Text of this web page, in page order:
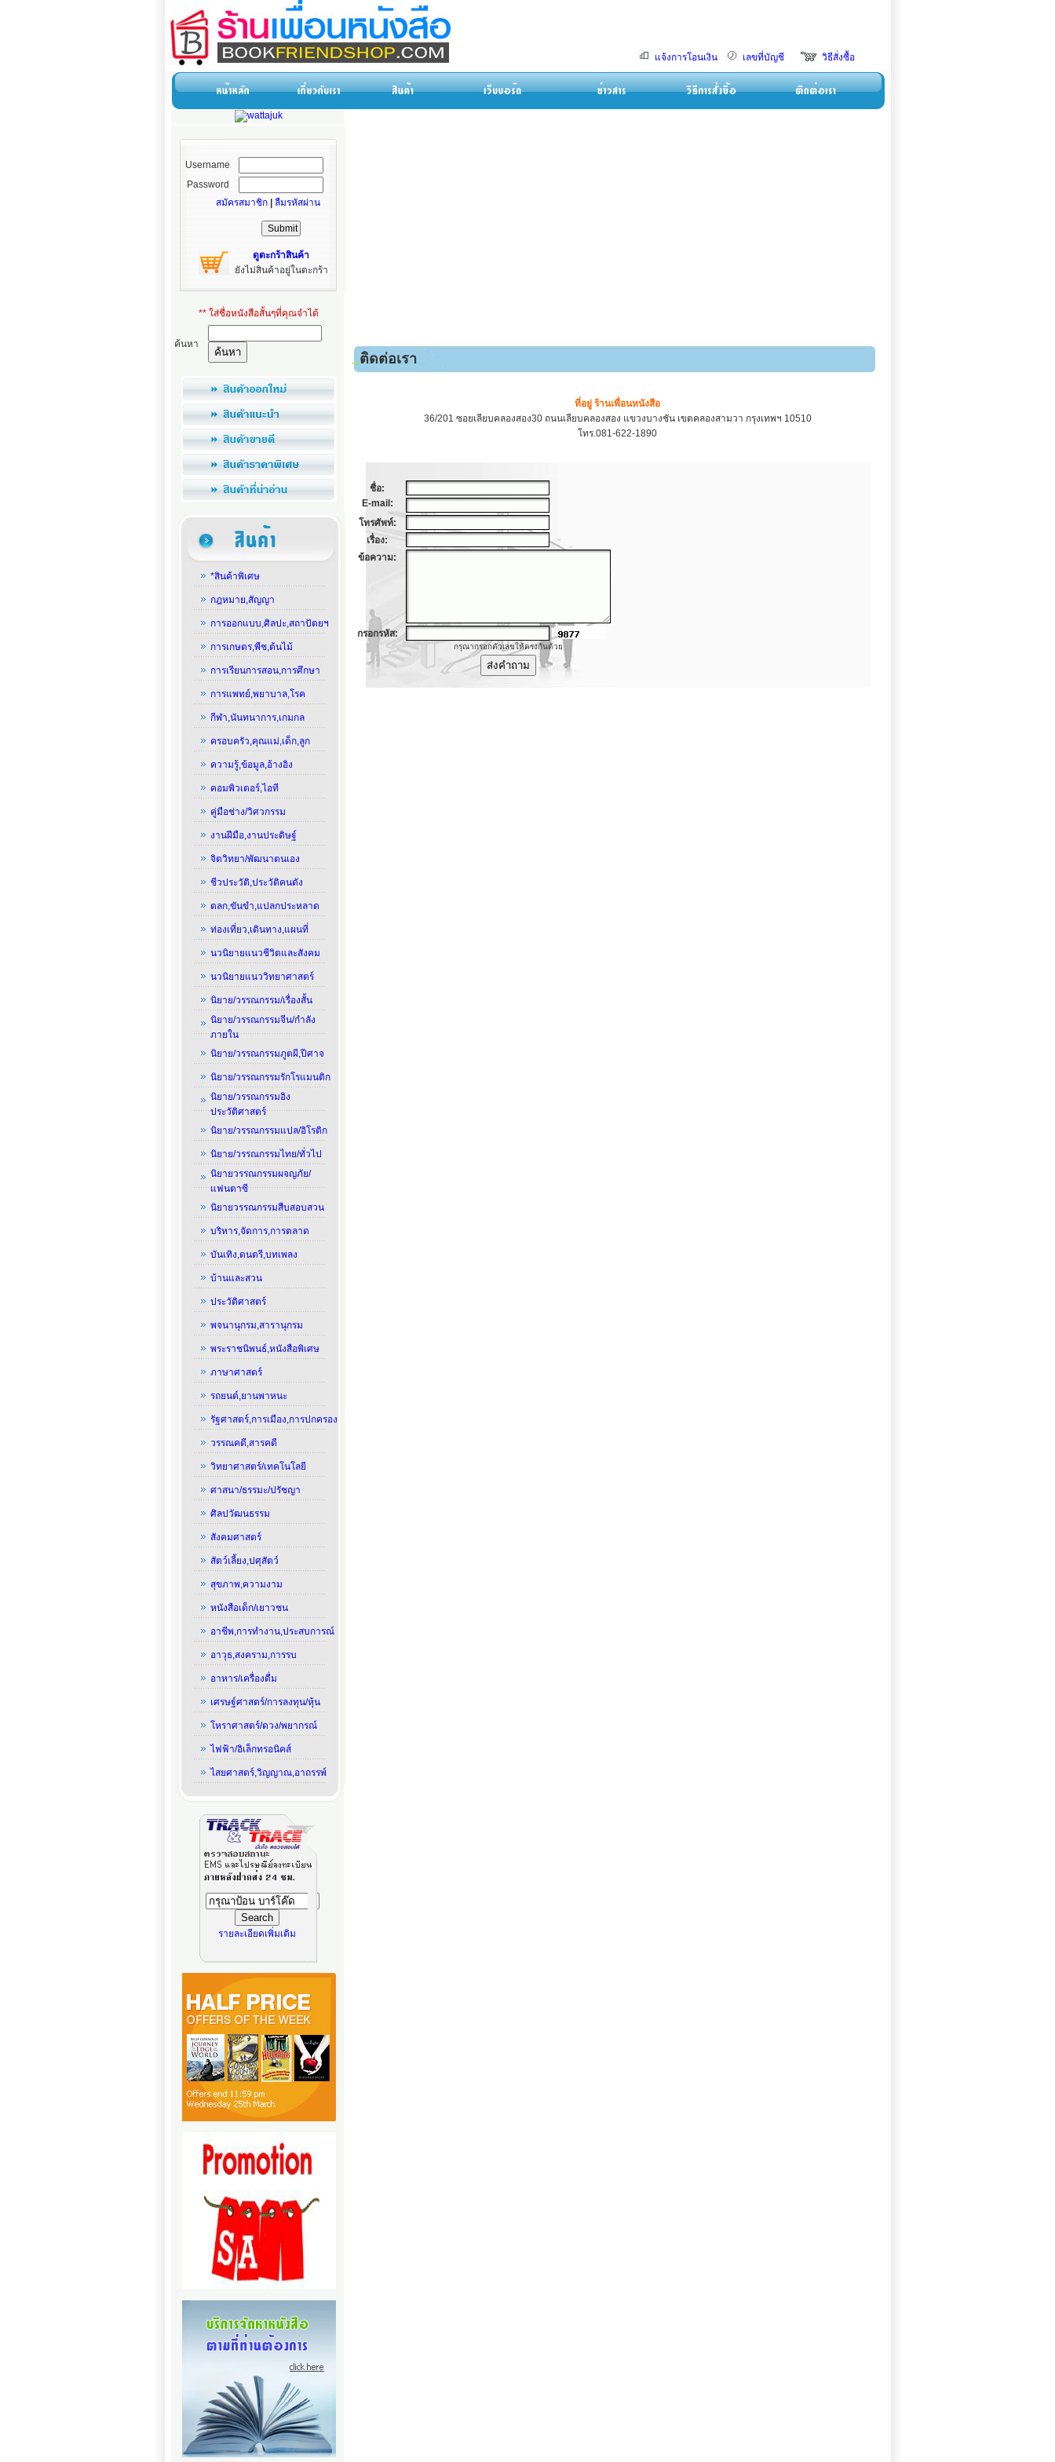
แจ้งการโอนเงิน เลขที่บัญชี วิธีสั่งซื้อ
Username
Password
สมัครสมาชิก
ลืมรหัสผ่าน
ดูตะกร้าสินค้า
ยังไม่สินค้าอยู่ในตะกร้า
** ใส่ชื่อหนังสือสั้นๆที่คุณจำได้
ค้นหา
*สินค้าพิเศษ
กฎหมาย,สัญญา
การออกแบบ,ศิลปะ,สถาปัตยฯ
การเกษตร,พืช,ต้นไม้
การเรียนการสอน,การศึกษา
การแพทย์,พยาบาล,โรค
กีฬา,นันทนาการ,เกมกล
ครอบครัว,คุณแม่,เด็ก,ลูก
ความรู้,ข้อมูล,อ้างอิง
คอมพิวเตอร์,ไอที
คู่มือช่าง/วิศวกรรม
งานฝีมือ,งานประดิษฐ์
จิตวิทยา/พัฒนาตนเอง
ชีวประวัติ,ประวัติคนดัง
ตลก,ขันขำ,แปลกประหลาด
ท่องเที่ยว,เดินทาง,แผนที่
นวนิยายแนวชีวิตและสังคม
นวนิยายแนววิทยาศาสตร์
นิยาย/วรรณกรรม/เรื่องสั้น
นิยาย/วรรณกรรมจีน/กำลัง
ภายใน
นิยาย/วรรณกรรมภูตผี,ปีศาจ
นิยาย/วรรณกรรมรักโรแมนติก
นิยาย/วรรณกรรมอิง
ประวัติศาสตร์
นิยาย/วรรณกรรมแปล/อิโรติก
นิยาย/วรรณกรรมไทย/ทั่วไป
นิยายวรรณกรรมผจญภัย/
แฟนตาซี
นิยายวรรณกรรมสืบสอบสวน
บริหาร,จัดการ,การตลาด
บันเทิง,ดนตรี,บทเพลง
บ้านและสวน
ประวัติศาสตร์
พจนานุกรม,สารานุกรม
พระราชนิพนธ์,หนังสือพิเศษ
ภาษาศาสตร์
รถยนต์,ยานพาหนะ
รัฐศาสตร์,การเมือง,การปกครอง
วรรณคดี,สารคดี
วิทยาศาสตร์/เทคโนโลยี
ศาสนา/ธรรมะ/ปรัชญา
ศิลปวัฒนธรรม
สังคมศาสตร์
สัตว์เลี้ยง,ปศุสัตว์
สุขภาพ,ความงาม
หนังสือเด็ก/เยาวชน
อาชีพ,การทำงาน,ประสบการณ์
อาวุธ,สงคราม,การรบ
อาหาร/เครื่องดื่ม
เศรษฐ์ศาสตร์/การลงทุน/หุ้น
โหราศาสตร์/ดวง/พยากรณ์
ไฟฟ้า/อิเล็กทรอนิคส์
ไสยศาสตร์,วิญญาณ,อาถรรพ์
รายละเอียดเพิ่มเติม
ติดต่อเรา
ที่อยู่ ร้านเพื่อนหนังสือ
36/201 ซอยเลียบคลองสอง30 ถนนเลียบคลองสอง แขวงบางชัน เขตคลองสามวา กรุงเทพฯ 10510
โทร.081-622-1890
ชื่อ:
E-mail:
โทรศัพท์:
เรื่อง:
ข้อความ:
กรอกรหัส:
กรุณากรอกตัวเลขให้ตรงกันด้วย